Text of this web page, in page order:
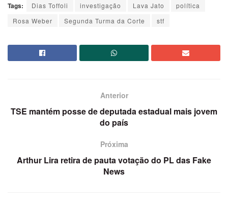
Tags: Dias Toffoli investigação Lava Jato
política
Rosa Weber
Segunda Turma da Corte stf
Anterior
TSE mantém posse de deputada estadual mais jovem
do país
Próxima
Arthur Lira retira de pauta votação do PL das Fake
News